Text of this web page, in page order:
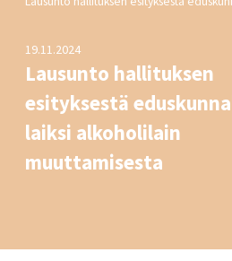
19.11.2024
Lausunto hallituksen
esityksestä
laiksi alkoholilain
muuttamisesta